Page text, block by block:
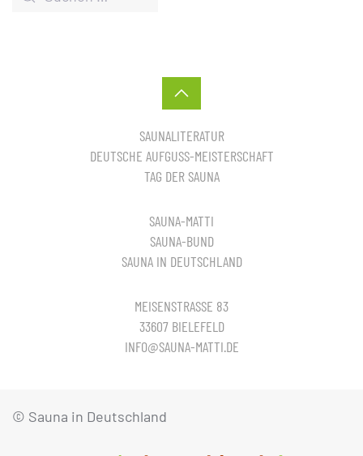
SAUNALITERATUR
DEUTSCHE AUFGUSS-MEISTERSCHAFT
TAG DER SAUNA
SAUNA-MATTI
SAUNA-BUND
SAUNA IN DEUTSCHLAND
MEISENSTRASSE 83
33607 BIELEFELD
INFO@SAUNA-MATTI.DE
© Sauna in Deutschland